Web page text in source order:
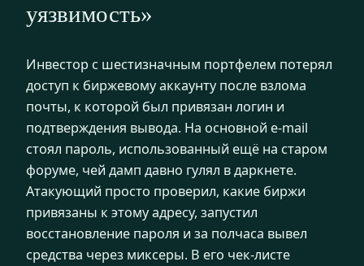
уязвимость»
Инвестор с шестизначным портфелем потерял
доступ к биржевому аккаунту после взлома
почты, к которой был привязан логин и
подтверждения вывода. На основной e-mail
стоял пароль, использованный ещё на старом
форуме, чей дамп давно гулял в даркнете.
Атакующий просто проверил, какие биржи
привязаны к этому адресу, запустил
восстановление пароля и за полчаса вывел
средства через миксеры. В его чек-листе